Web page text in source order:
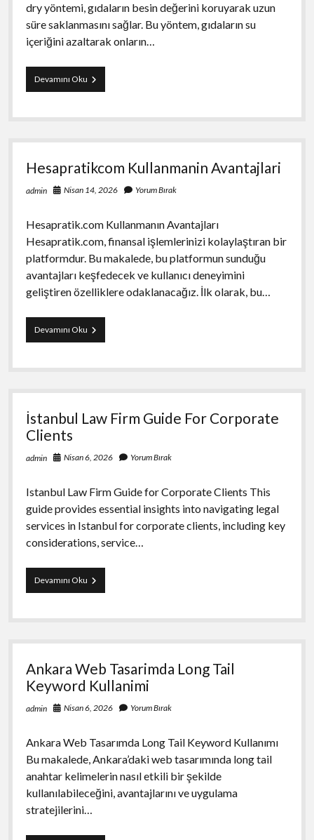
dry yöntemi, gıdaların besin değerini koruyarak uzun
süre saklanmasını sağlar. Bu yöntem, gıdaların su
içeriğini azaltarak onların…
Devamını OkuFreeze
Dry
İle
Gida
Hesapratikcom Kullanmanin Avantajlari
admin Nisan 14, 2026 Yorum Bırak
Hesapratik.com Kullanmanın Avantajları
Hesapratik.com, finansal işlemlerinizi kolaylaştıran bir
platformdur. Bu makalede, bu platformun sunduğu
avantajları keşfedecek ve kullanıcı deneyimini
geliştiren özelliklere odaklanacağız. İlk olarak, bu…
Devamını OkuHesapratikcom
Kullanmanin
İstanbul Law Firm Guide For Corporate
Clients
admin Nisan 6, 2026 Yorum Bırak
Istanbul Law Firm Guide for Corporate Clients This
guide provides essential insights into navigating legal
services in Istanbul for corporate clients, including key
considerations, service…
Devamını Okuİstanbul
Law
Guide
Corporate
Ankara Web Tasarimda Long Tail
Keyword Kullanimi
admin Nisan 6, 2026 Yorum Bırak
Ankara Web Tasarımda Long Tail Keyword Kullanımı
Bu makalede, Ankara’daki web tasarımında long tail
anahtar kelimelerin nasıl etkili bir şekilde
kullanılabileceğini, avantajlarını ve uygulama
stratejilerini…